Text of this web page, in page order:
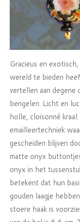
Gracieus en
wereld te bieden
vertellen aan degene
bengelen. Licht en
holle, cloisonné
emailleertechniek
gescheiden blijven
matte onyx
onyx in het
betekent dat hun
gouden laagje
stoere haak is